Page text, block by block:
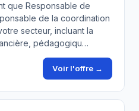
que Responsable de
de la coordination
secteur, incluant la
pédagogiqu…
Voir l'offre →